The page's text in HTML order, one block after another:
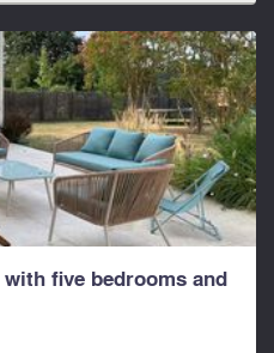
five bedrooms and